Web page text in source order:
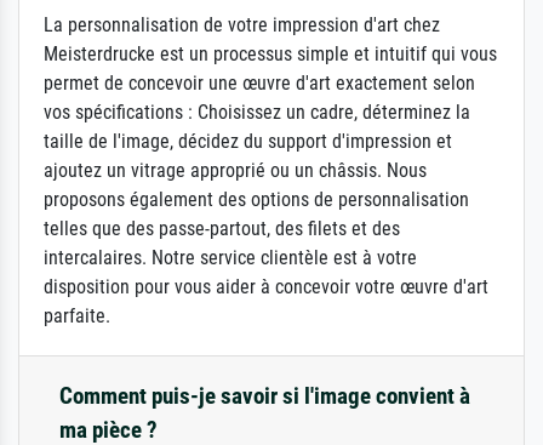
La personnalisation de votre impression d'art chez
Meisterdrucke est un processus simple et intuitif qui vous
permet de concevoir une œuvre d'art exactement selon
vos spécifications : Choisissez un cadre, déterminez la
taille de l'image, décidez du support d'impression et
ajoutez un vitrage approprié ou un châssis. Nous
proposons également des options de personnalisation
telles que des passe-partout, des filets et des
intercalaires. Notre service clientèle est à votre
disposition pour vous aider à concevoir votre œuvre d'art
parfaite.
Comment puis-je savoir si l'image convient à
ma pièce ?